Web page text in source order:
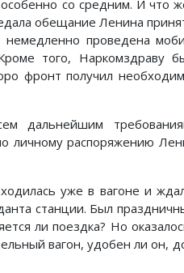
со средним. И что
обещание Ленина
проведена
того, Наркомздраву
фронт получил
дальнейшим
личному распоряжению
уже в вагоне и
станции. Был
ли поездка? Но
вагон, удобен ли он,